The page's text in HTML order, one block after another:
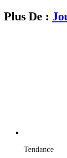
Plus De :
Tendance